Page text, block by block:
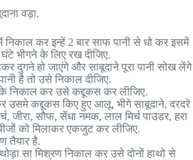
वड़ा.
निकाल कर इन्हें 2 बार साफ पानी से धो कर इसमें
भीगने के लिए रख दीजिए.
दुगने हो जाएंगे और साबूदाने पूरा पानी सोख लेंगे
है तो उसे निकाल दीजिए.
कर उसे कद्दूकस कर लीजिए.
उसमे कद्दूकस किए हुए आलू, भीगे साबूदाने, दरदरे
जीरा, सौफ, सेंधा नमक, लाल मिर्च पाउडर, हरा
को मिलाकर एकजुट कर लीजिए.
तैयार है.
सा मिश्रण निकाल कर उसे दोनों हाथो से